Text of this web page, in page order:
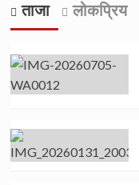
ताजा लोकप्रिय